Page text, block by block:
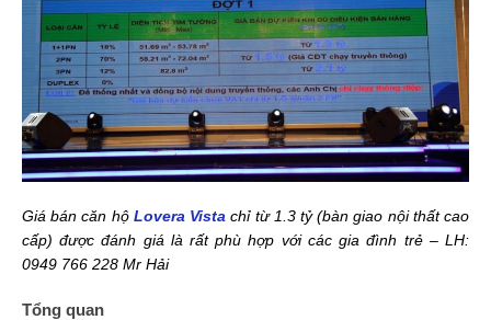
Giá bán căn hộ Lovera Vista chỉ từ 1.3 tỷ (bàn giao nội thất cao
cấp) được đánh giá là rất phù hợp với các gia đình trẻ – LH:
0949 766 228 Mr Hải
Tổng quan